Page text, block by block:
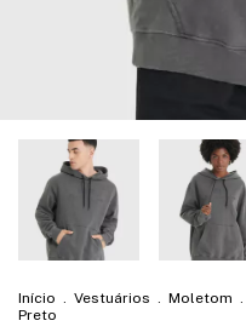
Início . Vestuários . Moletom .
Preto